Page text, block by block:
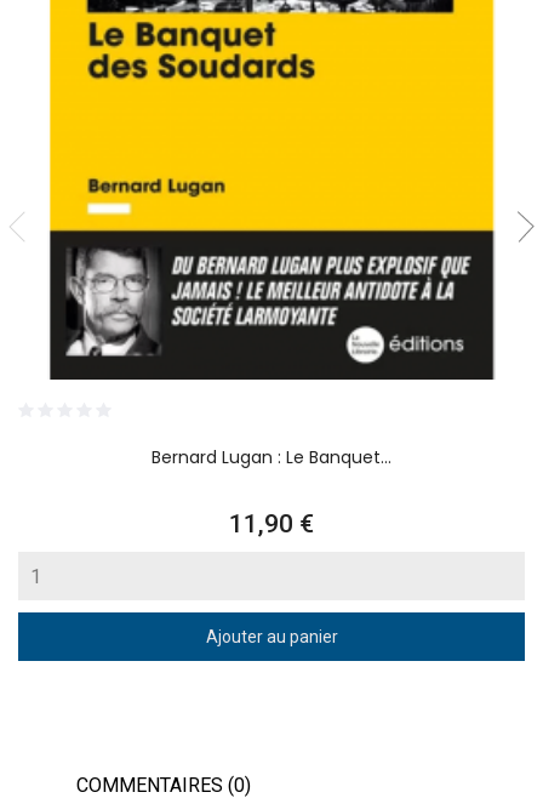
Bernard Lugan : Le Banquet...
Prix
11,90 €
Ajouter au panier
COMMENTAIRES (0)